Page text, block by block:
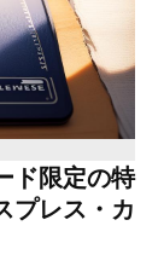
ド限定の特
プレス・カ